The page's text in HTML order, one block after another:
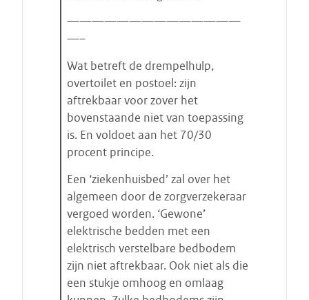
——————————————
—–
Wat betreft de drempelhulp,
overtoilet en postoel: zijn
aftrekbaar voor zover het
bovenstaande niet van toepassing
is. En voldoet aan het 70/30
procent principe.
Een ‘ziekenhuisbed’ zal over het
algemeen door de zorgverzekeraar
vergoed worden. ‘Gewone’
elektrische bedden met een
elektrisch verstelbare bedbodem
zijn niet aftrekbaar. Ook niet als die
een stukje omhoog en omlaag